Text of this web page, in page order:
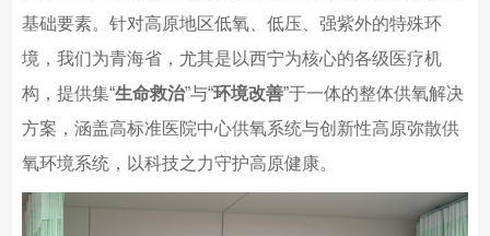
基础要素。针对高原地区低氧、低压、强紫外的特殊环
境，我们为青海省，尤其是以西宁为核心的各级医疗机
构，提供集“生命救治”与“环境改善”于一体的整体供氧解决
方案，涵盖高标准医院中心供氧系统与创新性高原弥散供
氧环境系统，以科技之力守护高原健康。